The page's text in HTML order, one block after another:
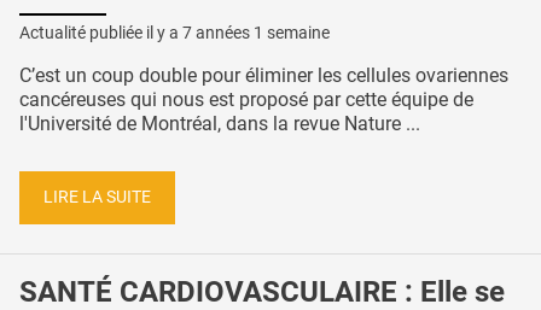
Actualité publiée il y a 7 années 1 semaine
C’est un coup double pour éliminer les cellules ovariennes
cancéreuses qui nous est proposé par cette équipe de
l'Université de Montréal, dans la revue Nature ...
LIRE LA SUITE
SANTÉ CARDIOVASCULAIRE : Elle se